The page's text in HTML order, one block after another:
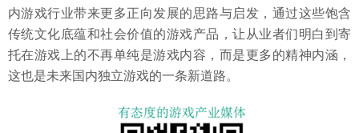
内游戏行业带来更多正向发展的思路与启发，通过这些饱含
传统文化底蕴和社会价值的游戏产品，让从业者们明白到寄
托在游戏上的不再单纯是游戏内容，而是更多的精神内涵，
这也是未来国内独立游戏的一条新道路。